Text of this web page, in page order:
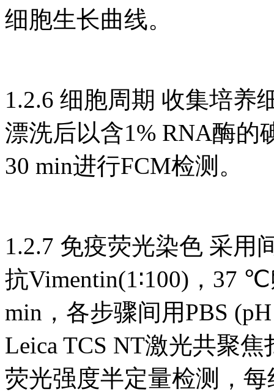
细胞生长曲线。
1.2.6 细胞周期 收集培养
漂洗后以含1% RNA酶的
30 min进行FCM检测。
1.2.7 免疫荧光染色 采用
抗Vimentin(1∶100)，37
min，各步骤间用PBS
Leica TCS NT激光共聚
荧光强度半定量检测，